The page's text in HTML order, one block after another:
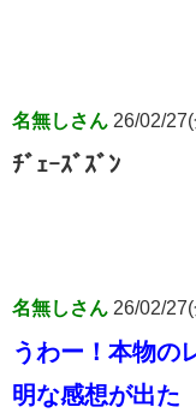
名無しさん 26/02/
ﾁﾞｪｰｽﾞｽﾞﾝ
名無しさん 26/02/
うわー！本物の
明な感想が出た